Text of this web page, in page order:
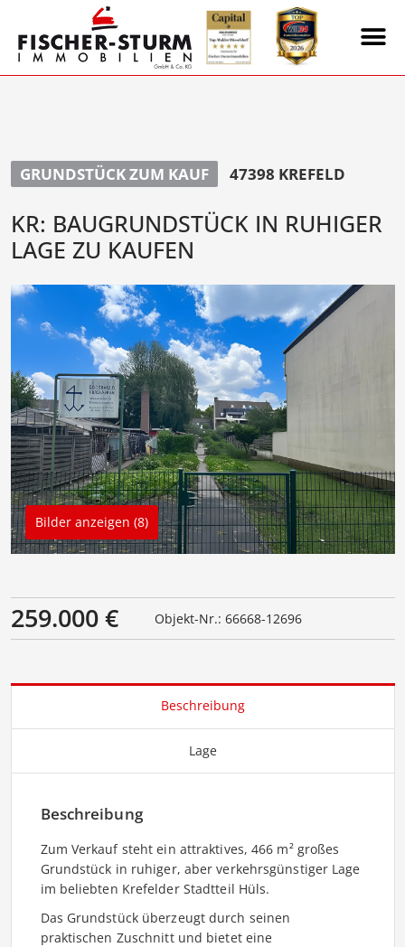
GRUNDSTÜCK ZUM KAUF 47398 KREFELD
KR: BAUGRUNDSTÜCK IN RUHIGER
LAGE ZU KAUFEN
Bilder anzeigen (8)
259.000 € Objekt-Nr.: 66668-12696
Beschreibung
Lage
Beschreibung
Zum Verkauf steht ein attraktives, 466 m² großes
Grundstück in ruhiger, aber verkehrsgünstiger Lage
im beliebten Krefelder Stadtteil Hüls.
Das Grundstück überzeugt durch seinen
praktischen Zuschnitt und bietet eine